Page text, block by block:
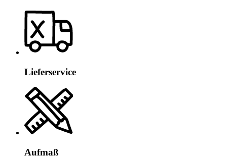
Lieferservice
Aufmaß